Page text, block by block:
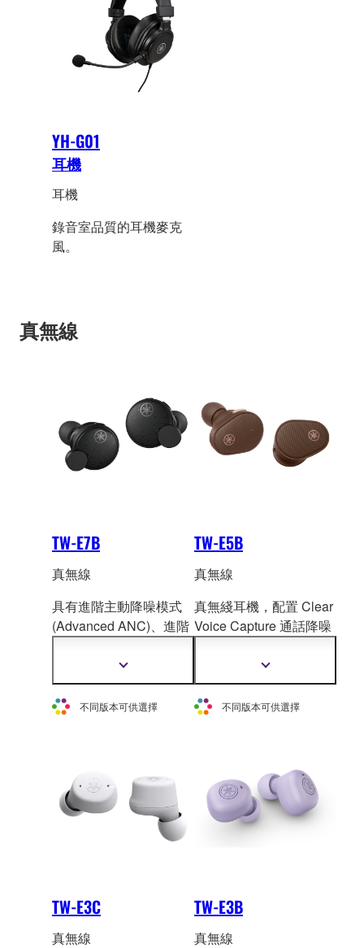
YH-G01
耳機
耳機
錄音室品質的耳機麥克
風。
真無線
TW-E7B
真無線
具有進階主動降噪模式
(Advanced ANC)、進階
的真無線耳機。
顯
示
多
不同版本可供選擇
TW-E5B
真無線
真無綫耳機，配置 Clear
Voice Capture 通話降噪
覺保護機能。
顯
示
多
不同版本可供選擇
TW-E3C
真無線
TW-E3B
真無線